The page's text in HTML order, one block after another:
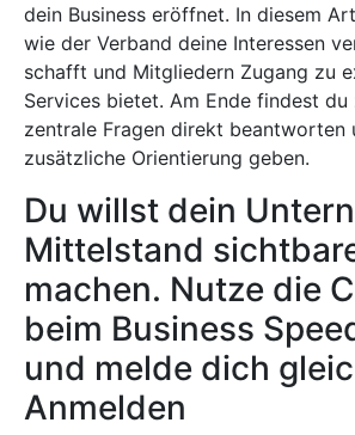
dein Business eröffnet. In diesem
wie der Verband deine Interessen
schafft und Mitgliedern Zugang zu
Services bietet. Am Ende findest du
zentrale Fragen direkt beantworten
zusätzliche Orientierung geben.
Du willst dein
Mittelstand
machen. Nutze die
beim Business
und melde dich
Anmelden